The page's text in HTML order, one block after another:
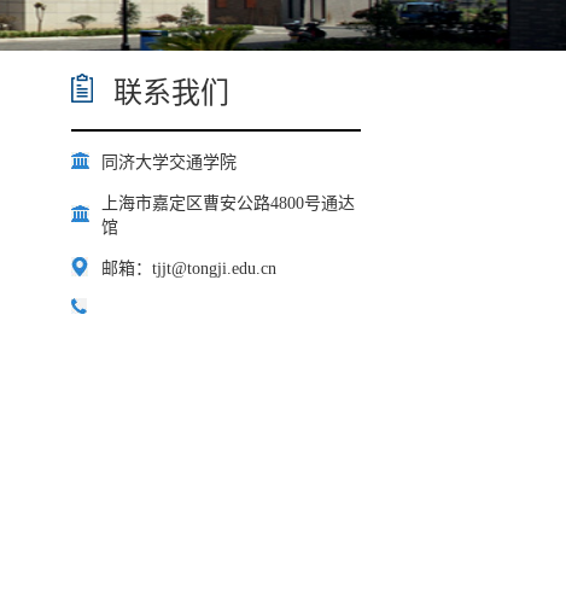
联系我们
同济大学交通学院
上海市嘉定区曹安公路4800号通达
馆
邮箱：tjjt@tongji.edu.cn